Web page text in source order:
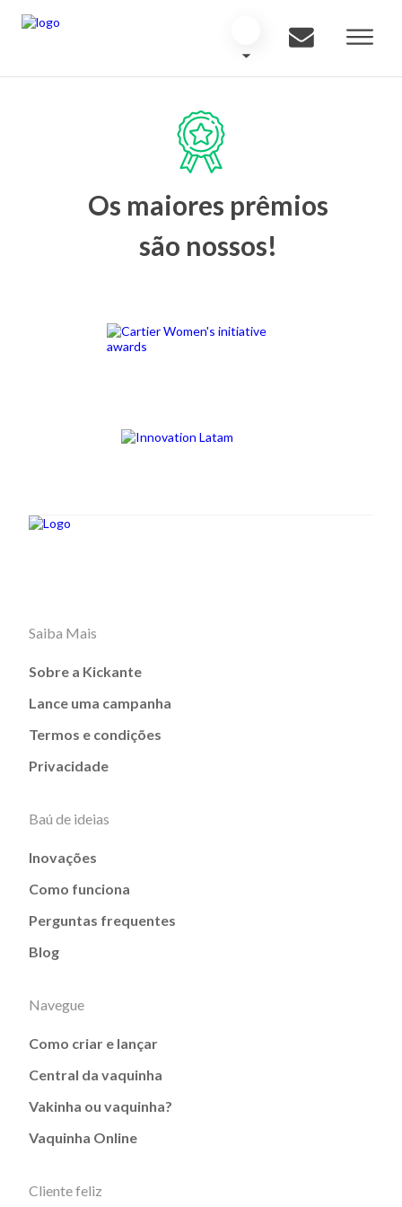
Os maiores prêmios
são nossos!
Saiba Mais
Sobre a Kickante
Lance uma campanha
Termos e condições
Privacidade
Baú de ideias
Inovações
Como funciona
Perguntas frequentes
Blog
Navegue
Como criar e lançar
Central da vaquinha
Vakinha ou vaquinha?
Vaquinha Online
Cliente feliz